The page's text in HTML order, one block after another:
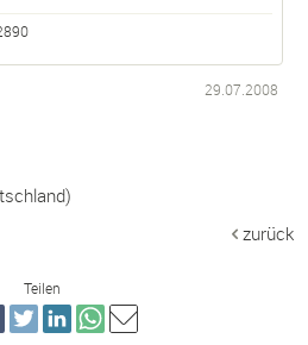
29.07.2008
zurück
Teilen